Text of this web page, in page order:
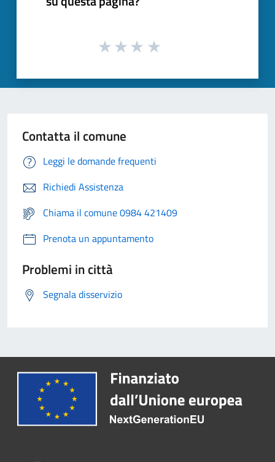
Contatta il comune
Leggi le domande frequenti
Richiedi Assistenza
Chiama il comune 0984 421409
Prenota un appuntamento
Problemi in città
Segnala disservizio